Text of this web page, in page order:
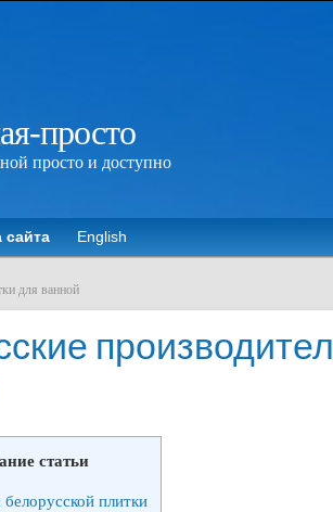
просто
просто и доступно
сайта English
для ванной
статьи
плитки